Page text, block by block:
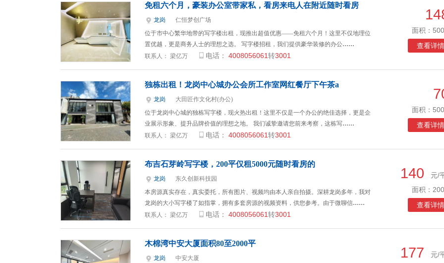
免租六个月，豪装办公室带家私，看房来电人在附近随时看房
龙岗
仁恒梦创广场
位于市中心繁华地带的写字楼出租，现推出超值优惠——免租六个月！这里不仅地理位
置优越，更是商务人士的理想之选。 写字楼招租，我们提供豪华装修的办公……
联系人： 梁亿万 电话： 4008056061转3001
面积：
查看详情
独栋出租！龙岗中心城办公会所工作室网红餐厅下午茶a
龙岗
大田匠作文化村(办公)
位于龙岗中心城的独栋写字楼，现火热出租！这里不仅是一个办公的绝佳选择，更是企
业展示形象、提升品牌价值的理想之地。 我们诚挚邀请您前来考察，这栋写……
联系人： 梁亿万 电话： 4008056061转3001
面积：
查看详情
布吉石芽岭写字楼，200平仅租5000元随时看房的
龙岗
东久创新科技园
本房源真实存在，真实委托，所有图片、视频均由本人亲自拍摄。深耕龙岗多年，我对
龙岗的大小写字楼了如指掌，拥有多套房源的视频资料，供您参考。由于微聊信……
联系人： 梁亿万 电话： 4008056061转3001
140
元/
面积：
查看详情
木棉湾中安大厦面积80至2000平
龙岗
中安大厦
177
元/